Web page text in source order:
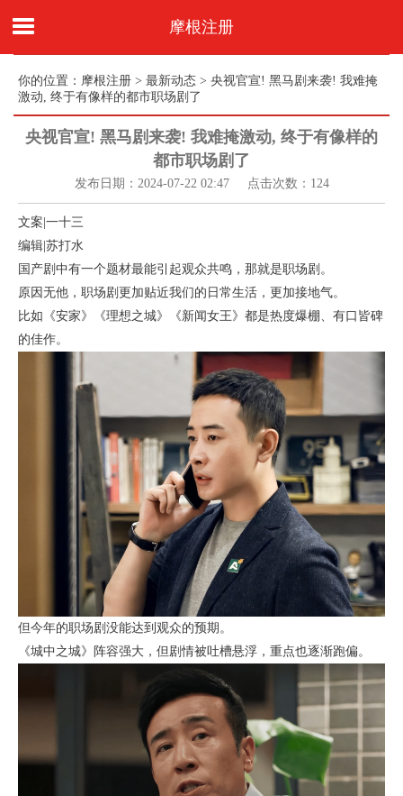
摩根注册
你的位置： 摩根注册 > 最新动态 > 央视官宣! 黑马剧来袭! 我难掩
激动, 终于有像样的都市职场剧了
央视官宣! 黑马剧来袭! 我难掩激动, 终于有像样的
都市职场剧了
发布日期：2024-07-22 02:47 点击次数：124
文案|一十三
编辑|苏打水
国产剧中有一个题材最能引起观众共鸣，那就是职场剧。
原因无他，职场剧更加贴近我们的日常生活，更加接地气。
比如《安家》《理想之城》《新闻女王》都是热度爆棚、有口皆碑
的佳作。
但今年的职场剧没能达到观众的预期。
《城中之城》阵容强大，但剧情被吐槽悬浮，重点也逐渐跑偏。